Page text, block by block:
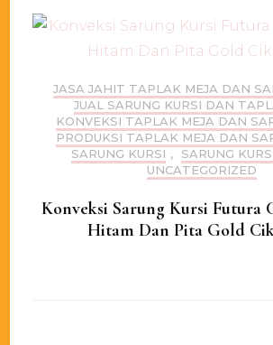
JASA JAHIT TAPLAK MEJA DAN
JUAL SARUNG KURSI DAN
KONVEKSI TAPLAK MEJA DAN
PRODUKSI TAPLAK MEJA DAN
SARUNG KURSI , SARUNG
UNCATEGORIZED
Konveksi Sarung Kursi Futura
Hitam Dan Pita Gold